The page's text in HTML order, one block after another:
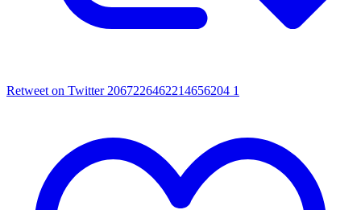
Retweet on Twitter 2067226462214656204 1